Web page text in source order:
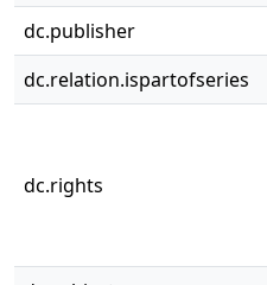
dc.publisher
dc.relation.ispartofseries
dc.rights